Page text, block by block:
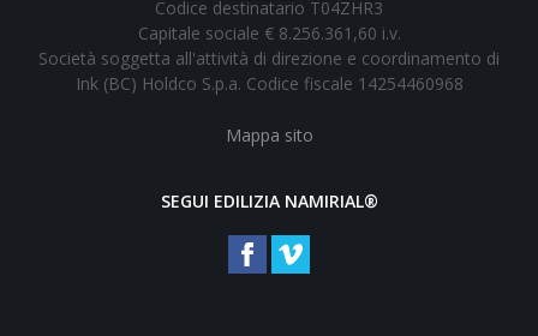
Codice destinatario T04ZHR3
Capitale sociale € 8.256.361,60 i.v.
Società soggetta all'attività di direzione e coordinamento di
Ink (BC) Holdco S.p.a. Codice fiscale 14254460968
Mappa sito
SEGUI EDILIZIA NAMIRIAL®